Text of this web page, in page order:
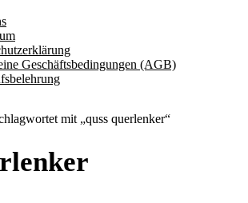
Geschäftsbedingungen (AGB)
mit „quss querlenker“